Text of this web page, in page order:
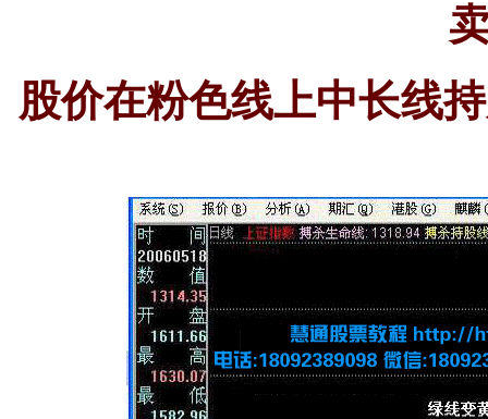
股价在粉色线上中长线